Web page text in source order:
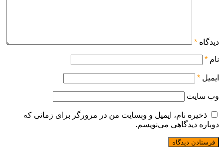
دیدگاه *
نام *
ایمیل *
وب‌ سایت
ذخیره نام، ایمیل و وبسایت من در مرورگر برای زمانی که
دوباره دیدگاهی می‌نویسم.